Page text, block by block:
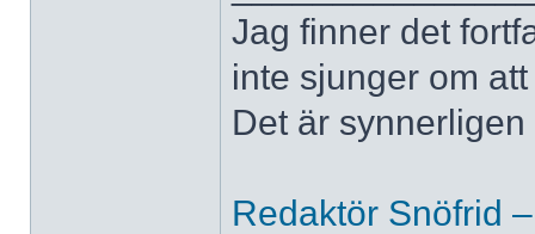
Jag finner det
inte sjunger om
Det är
Redaktör Snöfrid